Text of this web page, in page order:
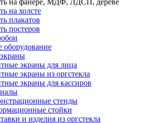
на фанере, МДФ, ЛДСП, дереве
на холсте
плакатов
постеров
оборудование
экраны для лица
экраны из оргстекла
экраны для кассиров
стенды
стойки
и изделия из оргстекла